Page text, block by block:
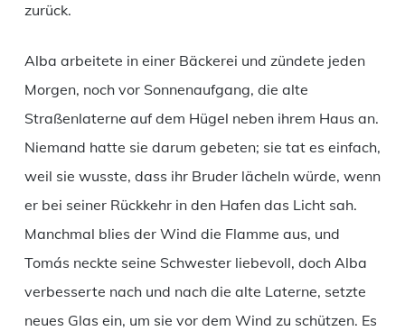
zurück.
Alba arbeitete in einer Bäckerei und zündete jeden
Morgen, noch vor Sonnenaufgang, die alte
Straßenlaterne auf dem Hügel neben ihrem Haus an.
Niemand hatte sie darum gebeten; sie tat es einfach,
weil sie wusste, dass ihr Bruder lächeln würde, wenn
er bei seiner Rückkehr in den Hafen das Licht sah.
Manchmal blies der Wind die Flamme aus, und
Tomás neckte seine Schwester liebevoll, doch Alba
verbesserte nach und nach die alte Laterne, setzte
neues Glas ein, um sie vor dem Wind zu schützen. Es